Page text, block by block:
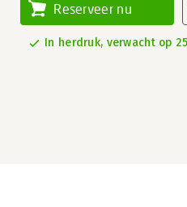
Reserveer nu
In herdruk, verwacht op